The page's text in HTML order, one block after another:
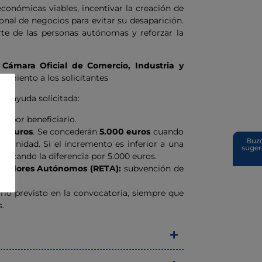
viables, incentivar la creación de
de negocios para evitar su desaparición.
de las personas autónomas y reforzar la
Cámara Oficial de Comercio, Industria y
a los solicitantes
ayuda solicitada:
por beneficiario.
euros. Se concederán5.000 euros cuando
unidad. Si el incremento es inferior a una
la diferencia por 5.000 euros.
Autónomos (RETA): subvención de
previsto en la convocatoria, siempre que